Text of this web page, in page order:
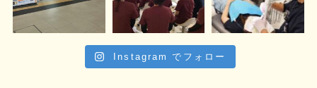
Instagram でフォロー